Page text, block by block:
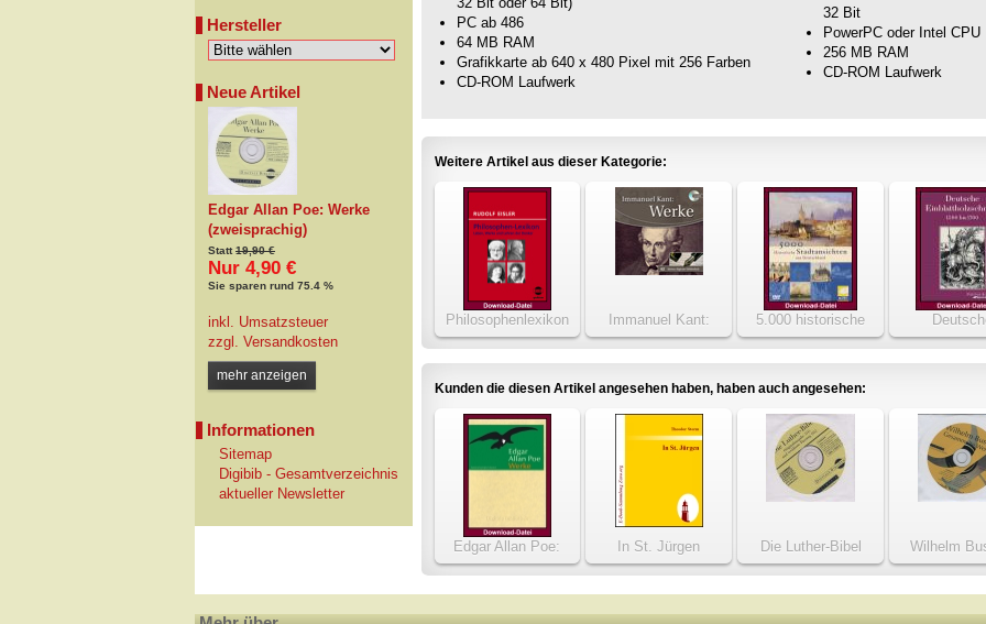
Hersteller
Neue Artikel
Edgar Allan Poe: Werke
(zweisprachig)
Statt19,90 €
Nur 4,90 €
Sie sparen rund 75.4 %
inkl. Umsatzsteuer
zzgl. Versandkosten
mehr anzeigen
Informationen
Sitemap
Digibib - Gesamtverzeichnis
aktueller Newsletter
PC ab 486
64 MB RAM
Grafikkarte ab 640 x 480 Pixel mit 256 Farben
CD-ROM Laufwerk
32 Bit
PowerPC oder Intel CPU
256 MB RAM
CD-ROM Laufwerk
Weitere Artikel aus dieser Kategorie:
Philosophenlexikon
Immanuel Kant:
Werke
5.000 historische
Stadtansichten aus
Deutschland
1500-
Kunden die diesen Artikel angesehen haben, haben auch angesehen:
Edgar Allan Poe:
Werke (zweisprachig)
In St. Jürgen Die Luther-Bibel
Wilhelm
Gesammelte